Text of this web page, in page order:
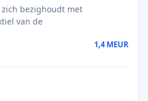
bezighoudt met
van de
1,4 MEUR